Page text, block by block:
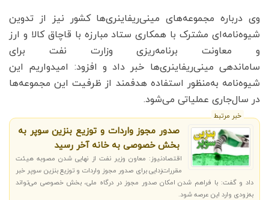
وی درباره مجموعه‌های مینی‌ریفاینری‌ها کشور نیز از تدوین
شیوه‌نامه‌ای مشترک با همکاری ستاد مبارزه با قاچاق کالا و ارز
و معاونت برنامه‌ریزی وزارت نفت برای
ساماندهی مینی‌ریفاینری‌ها خبر داد و افزود: امیدواریم این
شیوه‌نامه به‌منظور استفاده هدفمند از ظرفیت این مجموعه‌ها
در سال‌جاری عملیاتی می‌شود.
خبر مرتبط
صدور مجوز واردات و توزیع بنزین سوپر به
بخش خصوصی به خانه آخر رسید
اقتصادنیوز: معاون وزیر نفت از نهایی‌ شدن مصوبه هیئت
مقررات‌زدایی برای صدور مجوز واردات و توزیع بنزین سوپر خبر
داد و گفت: با فراهم‌ شدن امکان صدور مجوز در درگاه ملی، بخش خصوصی می‌تواند
به‌زودی وارد این عرصه شود.